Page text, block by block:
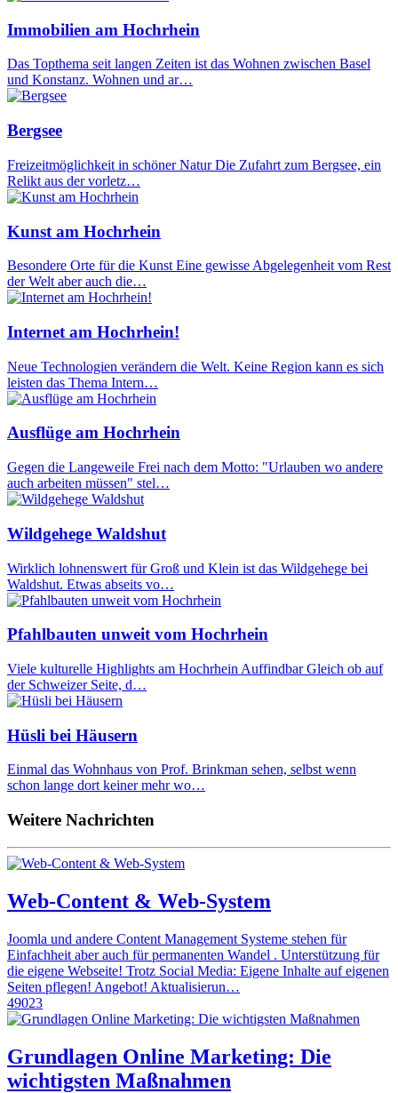
Immobilien am Hochrhein
Das Topthema seit langen Zeiten ist das Wohnen zwischen Basel
und Konstanz. Wohnen und ar…
Bergsee
Freizeitmöglichkeit in schöner Natur Die Zufahrt zum Bergsee, ein
Relikt aus der vorletz…
Kunst am Hochrhein
Besondere Orte für die Kunst Eine gewisse Abgelegenheit vom Rest
der Welt aber auch die…
Internet am Hochrhein!
Neue Technologien verändern die Welt. Keine Region kann es sich
leisten das Thema Intern…
Ausflüge am Hochrhein
Gegen die Langeweile Frei nach dem Motto: "Urlauben wo andere
auch arbeiten müssen" stel…
Wildgehege Waldshut
Wirklich lohnenswert für Groß und Klein ist das Wildgehege bei
Waldshut. Etwas abseits vo…
Pfahlbauten unweit vom Hochrhein
Viele kulturelle Highlights am Hochrhein Auffindbar Gleich ob auf
der Schweizer Seite, d…
Hüsli bei Häusern
Einmal das Wohnhaus von Prof. Brinkman sehen, selbst wenn
schon lange dort keiner mehr wo…
Weitere Nachrichten
Web-Content & Web-System
Joomla und andere Content Management Systeme stehen für
Einfachheit aber auch für permanenten Wandel . Unterstützung für
die eigene Webseite! Trotz Social Media: Eigene Inhalte auf eigenen
Seiten pflegen! Angebot! Aktualisierun…
49023
Grundlagen Online Marketing: Die
wichtigsten Maßnahmen